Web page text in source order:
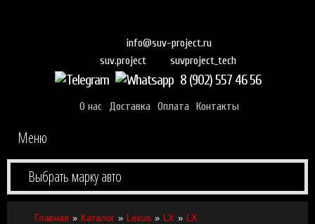
info@suv-project.ru
suv.project
suvproject_tech
8 (902) 557 46 56
О нас Доставка Оплата Контакты
Меню
Выбрать марку авто
Главная Каталог Lexus LX
LX